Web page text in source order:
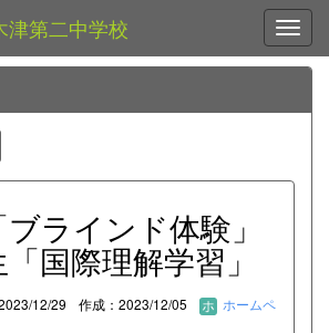
津第二中学校
ラインド体験」
国際理解学習」
12/29 作成：2023/12/05
ホームペ